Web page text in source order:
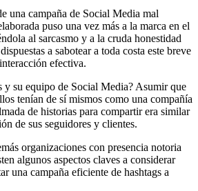
una campaña de Social Media mal
puso una vez más a la marca en el
al sarcasmo y a la cruda honestidad
a sabotear a toda costa este breve
efectiva.
y su equipo de Social Media? Asumir que
tenían de sí mismos como una compañía
de historias para compartir era similar
de sus seguidores y clientes.
organizaciones con presencia notoria
algunos aspectos claves a considerar
una campaña eficiente de hashtags a